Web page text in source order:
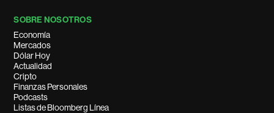
SOBRE NOSOTROS
Economía
Mercados
Dólar Hoy
Actualidad
Cripto
Finanzas Personales
Podcasts
Listas de Bloomberg Línea